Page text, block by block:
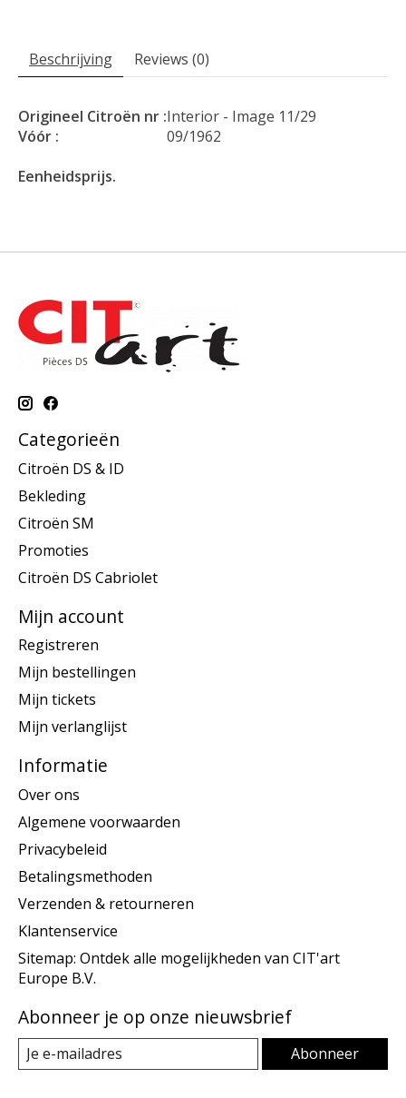
Beschrijving Reviews (0)
Origineel Citroën nr :Interior - Image 11/29
Vóór :
09/1962
Eenheidsprijs.
Categorieën
Citroën DS & ID
Bekleding
Citroën SM
Promoties
Citroën DS Cabriolet
Mijn account
Registreren
Mijn bestellingen
Mijn tickets
Mijn verlanglijst
Informatie
Over ons
Algemene voorwaarden
Privacybeleid
Betalingsmethoden
Verzenden & retourneren
Klantenservice
Sitemap: Ontdek alle mogelijkheden van CIT'art
Europe B.V.
Abonneer je op onze nieuwsbrief
Abonneer